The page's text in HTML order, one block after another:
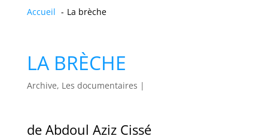
Accueil La brèche
LA BRÈCHE
Archive, Les documentaires |
de Abdoul Aziz Cissé